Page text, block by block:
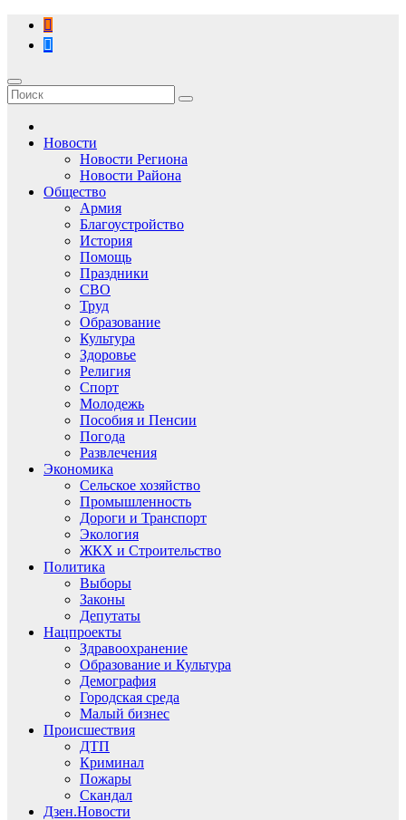
Перейти
содержимому
Новости
Новости Региона
Новости Района
Общество
Армия
Благоустройство
История
Помощь
Праздники
СВО
Труд
Образование
Культура
Здоровье
Религия
Спорт
Молодежь
Пособия и Пенсии
Погода
Развлечения
Экономика
Сельское хозяйство
Промышленность
Дороги и Транспорт
Экология
ЖКХ и Строительство
Политика
Выборы
Законы
Депутаты
Нацпроекты
Здравоохранение
Образование и Культура
Демография
Городская среда
Малый бизнес
Происшествия
ДТП
Криминал
Пожары
Скандал
Дзен.Новости